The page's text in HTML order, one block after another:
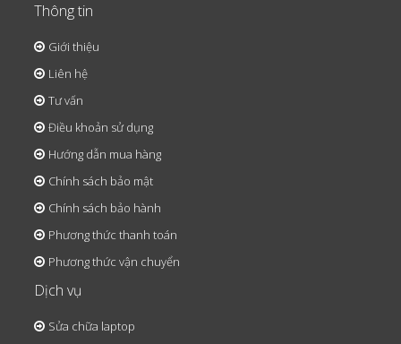
Thông tin
Giới thiệu
Liên hệ
Tư vấn
Điều khoản sử dụng
Hướng dẫn mua hàng
Chính sách bảo mật
Chính sách bảo hành
Phương thức thanh toán
Phương thức vận chuyển
Dịch vụ
Sửa chữa laptop